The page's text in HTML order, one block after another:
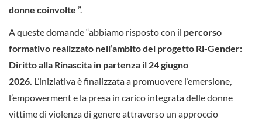
donne coinvolte ”.
A queste domande “abbiamo risposto con il percorso
formativo realizzato nell’ambito del progetto Ri-Gender:
Diritto alla Rinascita in partenza il 24 giugno
2026. L’iniziativa è finalizzata a promuovere l’emersione,
l’empowerment e la presa in carico integrata delle donne
vittime di violenza di genere attraverso un approccio